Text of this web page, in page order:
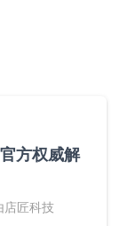
方权威解
店匠科技